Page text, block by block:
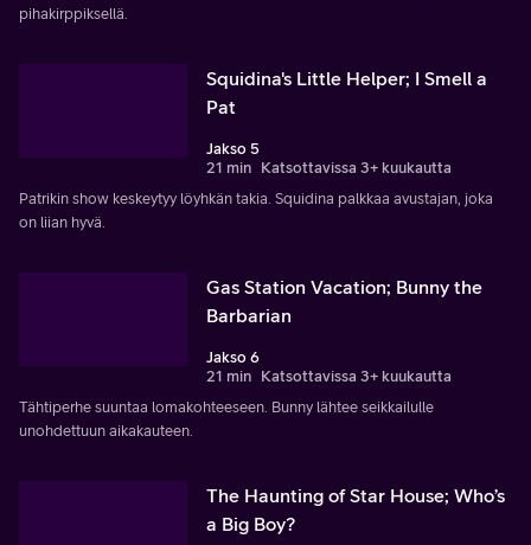
pihakirppiksellä.
Squidina's Little Helper; I Smell a
Pat
Jakso 5
21 min Katsottavissa 3+ kuukautta
Patrikin show keskeytyy löyhkän takia. Squidina palkkaa avustajan, joka
on liian hyvä.
Gas Station Vacation; Bunny the
Barbarian
Jakso 6
21 min Katsottavissa 3+ kuukautta
Tähtiperhe suuntaa lomakohteeseen. Bunny lähtee seikkailulle
unohdettuun aikakauteen.
The Haunting of Star House; Who’s
a Big Boy?